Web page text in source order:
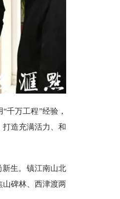
千万工程”经验，
造充满活力、和
生。镇江南山北
山碑林、西津渡两